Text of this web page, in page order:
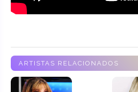
ARTISTAS RELACIONADOS